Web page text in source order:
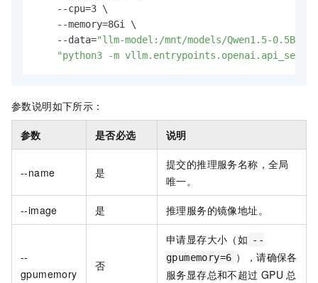
    --cpu=3 \
    --memory=8Gi \
    --data=
"llm-model:/mnt/models/Qwen1.5-0.5B-
"python3 -m
参数说明如下所示：
参数 是否必选 说明
--name 是
提交的推理服务名称，全局
唯一。
--image 是 推理服务的镜像地址。
--
gpumemory
否
申请显存大小（如 --
gpumemory=6 ），请确保各
服务显存总和不超过 GPU 总